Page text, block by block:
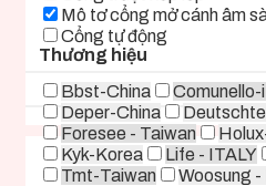
Mô tơ cổng mở cánh âm
Cổng tự động
Thương hiệu
Bbst-China
Comunello-
Deper-China
Foresee - Taiwan
Kyk-Korea
Life - ITALY
Tmt-Taiwan
Woosung -